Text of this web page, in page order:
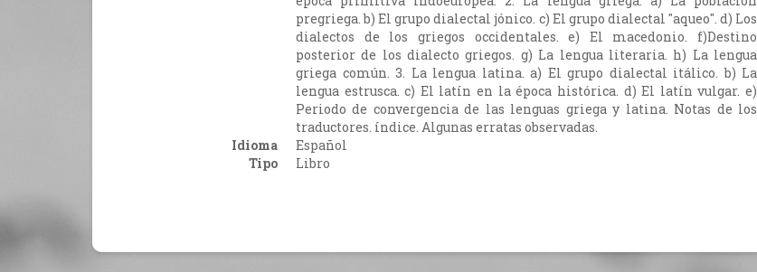
pregriega. b) El grupo dialectal jónico. c) El grupo dialectal "aqueo". d) Los
dialectos de los griegos occidentales. e) El macedonio. f)Destino
posterior de los dialecto griegos. g) La lengua literaria. h) La lengua
griega común. 3. La lengua latina. a) El grupo dialectal itálico. b) La
lengua estrusca. c) El latín en la época histórica. d) El latín vulgar. e)
Periodo de convergencia de las lenguas griega y latina. Notas de los
traductores. índice. Algunas erratas observadas.
Idioma
Español
Tipo
Libro